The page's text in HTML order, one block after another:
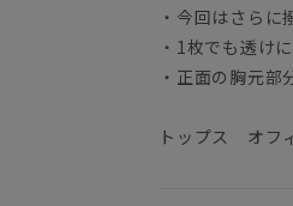
・今回はさらに
・1枚でも透け
・正面の胸元
トップス オフ